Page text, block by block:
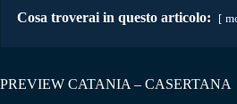
Cosa troverai in questo articolo:
PREVIEW CATANIA – CASERTANA